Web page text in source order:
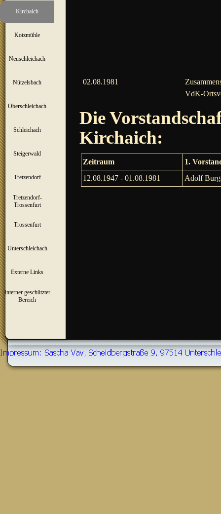
Kirchaich
Kotzmühle
Neuschleichach
Nützelsbach ▼
Oberschleichach
Schleichach
Steigerwald ▼
Tretzendorf ▼
Tretzendorf-
Trossenfurt
Trossenfurt
Unterschleichach
Externe Links
Interner geschützter
Bereich
02.08.1981
VdK-
Die
Kirchaich:
Zeitraum
1.
12.08.1947 - 01.08.1981
Adolf